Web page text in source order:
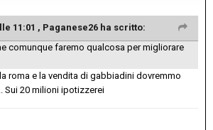
11:01 , Paganese26 ha scritto:
comunque faremo qualcosa per migliorare
roma e la vendita di gabbiadini dovremmo
Sui 20 milioni ipotizzerei